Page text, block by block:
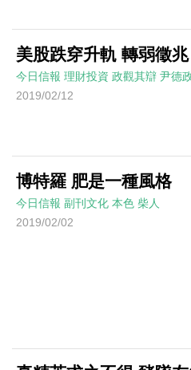
美股跌穿升軌 轉弱徵兆
今日信報 理財投資 政觀其辯 尹德
2019/02/12
博特羅 肥是一種風格
今日信報 副刊文化 本色 柴人
2019/02/02